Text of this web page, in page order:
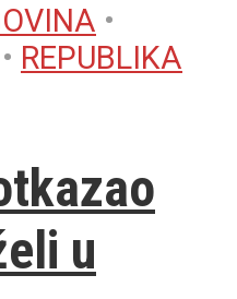
•
• REPUBLIKA
u